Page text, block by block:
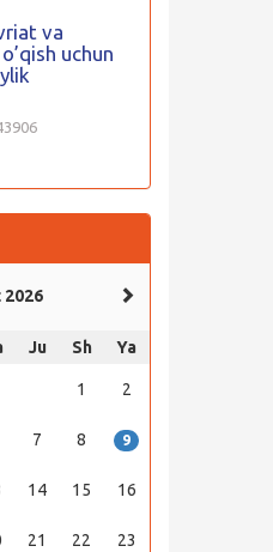
va
uchun
Ju Sh Ya
1 2
7 8 9
14 15 16
21 22 23